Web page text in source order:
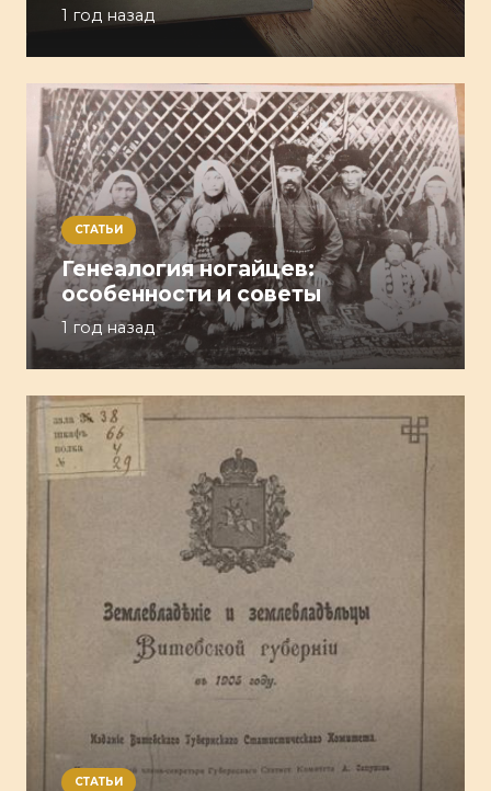
1 год назад
СТАТЬИ
Генеалогия ногайцев:
особенности и советы
1 год назад
СТАТЬИ